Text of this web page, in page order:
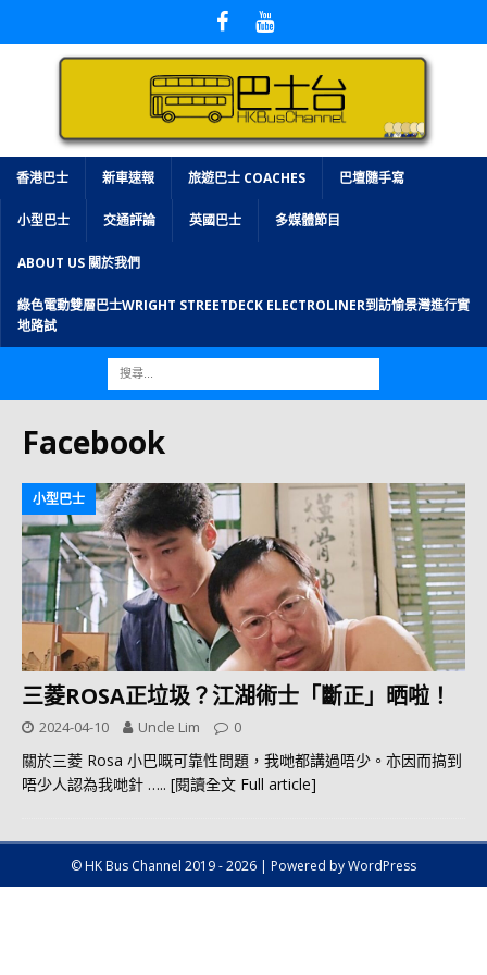
香港巴士 新車速報 旅遊巴士 COACHES 巴壇隨手寫
小型巴士 交通評論 英國巴士 多媒體節目
ABOUT US 關於我們
綠色電動雙層巴士WRIGHT STREETDECK ELECTROLINER到訪愉景灣進行實
地路試
Facebook
小型巴士
三菱ROSA正垃圾？江湖術士「斷正」晒啦！
2024-04-10 Uncle Lim 0
關於三菱 Rosa 小巴嘅可靠性問題，我哋都講過唔少。亦因而搞到
唔少人認為我哋針 ….. [閱讀全文 Full article]
© HK Bus Channel 2019 - 2026 | Powered by WordPress